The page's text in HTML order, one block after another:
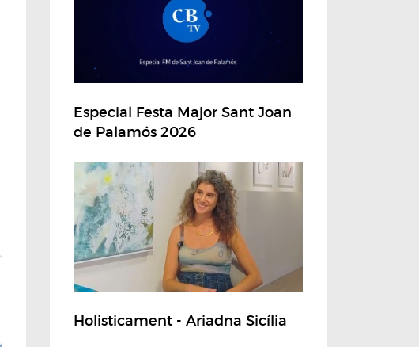
Especial Festa Major Sant Joan
de Palamós 2026
Holisticament - Ariadna Sicília